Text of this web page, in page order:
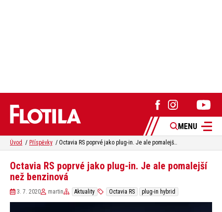
MENU
Úvod Příspěvky Octavia RS poprvé jako plug-in. Je ale pomalejší než benzinová
Octavia RS poprvé jako plug-in. Je ale pomalejší
než benzinová
3. 7. 2020 martin Aktuality Octavia RS plug-in hybrid